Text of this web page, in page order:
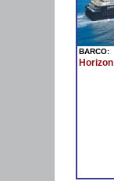
BARCO:
Horizon